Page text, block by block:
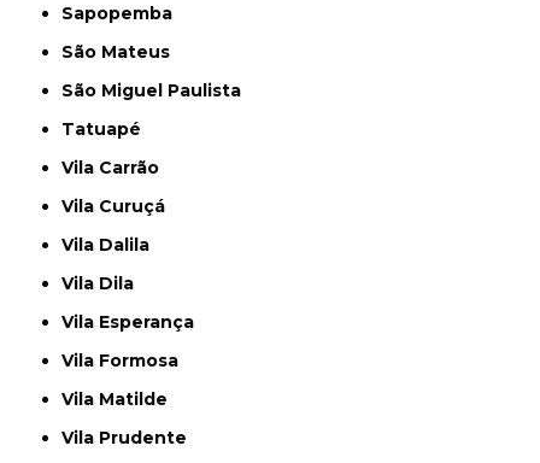
Sapopemba
São Mateus
São Miguel Paulista
Tatuapé
Vila Carrão
Vila Curuçá
Vila Dalila
Vila Dila
Vila Esperança
Vila Formosa
Vila Matilde
Vila Prudente